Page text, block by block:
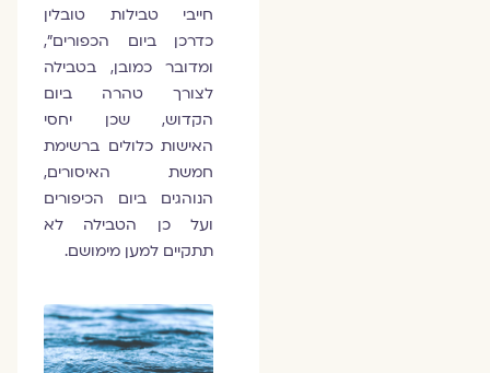
חייבי טבילות טובלין
כדרכן ביום הכפורים",
ומדובר כמובן, בטבילה
לצורך טהרה ביום
הקדוש, שכן יחסי
האישות כלולים ברשימת
חמשת האיסורים,
הנוהגים ביום הכיפורים
ועל כן הטבילה לא
תתקיים למען מימושם.